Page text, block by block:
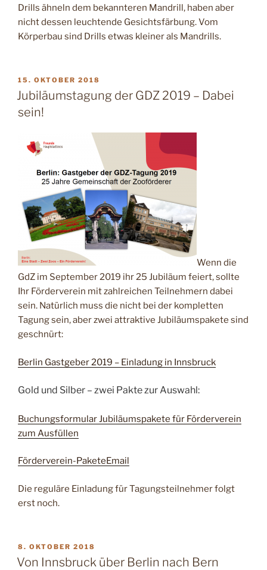
Drills ähneln dem bekannteren Mandrill, haben aber
nicht dessen leuchtende Gesichtsfärbung. Vom
Körperbau sind Drills etwas kleiner als Mandrills.
VERÖFFENTLICHT
AM
15. OKTOBER 2018
Jubiläumstagung der GDZ 2019 – Dabei
sein!
Wenn die
GdZ im September 2019 ihr 25 Jubiläum feiert, sollte
Ihr Förderverein mit zahlreichen Teilnehmern dabei
sein. Natürlich muss die nicht bei der kompletten
Tagung sein, aber zwei attraktive Jubiläumspakete sind
geschnürt:
Berlin Gastgeber 2019 – Einladung in Innsbruck
Gold und Silber – zwei Pakte zur Auswahl:
Buchungsformular Jubiläumspakete für Förderverein
zum Ausfüllen
Förderverein-PaketeEmail
Die reguläre Einladung für Tagungsteilnehmer folgt
erst noch.
VERÖFFENTLICHT
AM
8. OKTOBER 2018
Von Innsbruck über Berlin nach Bern